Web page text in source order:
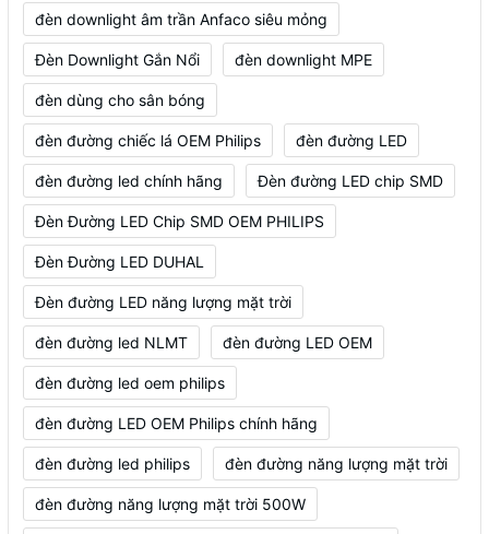
đèn downlight âm trần Anfaco siêu mỏng
Đèn Downlight Gắn Nổi đèn downlight MPE
đèn dùng cho sân bóng
đèn đường chiếc lá OEM Philips đèn đường LED
đèn đường led chính hãng Đèn đường LED chip SMD
Đèn Đường LED Chip SMD OEM PHILIPS
Đèn Đường LED DUHAL
Đèn đường LED năng lượng mặt trời
đèn đường led NLMT đèn đường LED OEM
đèn đường led oem philips
đèn đường LED OEM Philips chính hãng
đèn đường led philips đèn đường năng lượng mặt trời
đèn đường năng lượng mặt trời 500W